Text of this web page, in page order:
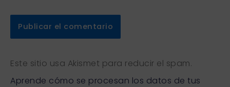
Este sitio usa Akismet para reducir el spam.
Aprende cómo se procesan los datos de tus